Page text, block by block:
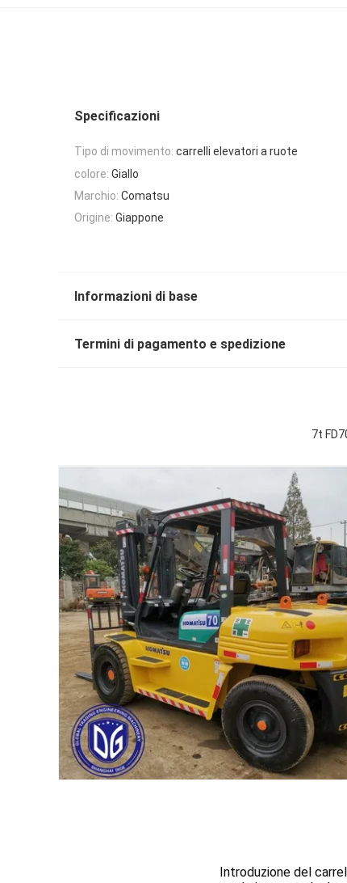
Specificazioni
Tipo di movimento: carrelli elevatori a ruote
colore: Giallo
Marchio: Comatsu
Origine: Giappone
Informazioni di base
Termini di pagamento e spedizione
7t
Introduzione del